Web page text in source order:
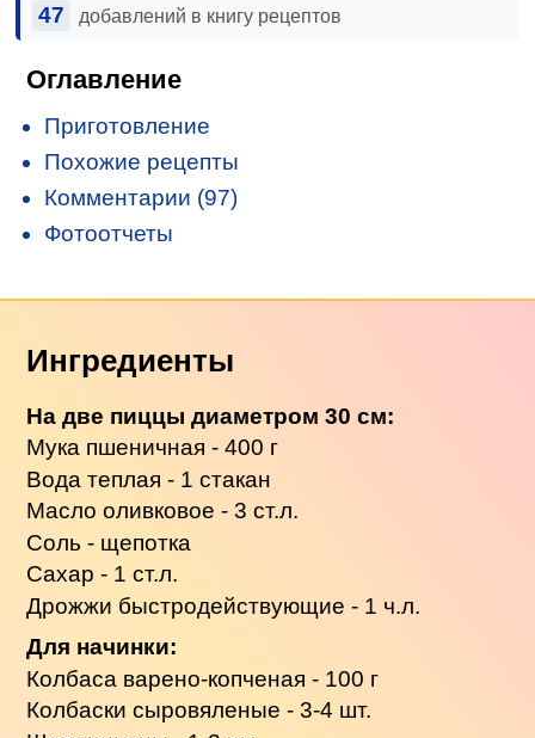
47 добавлений в книгу рецептов
Оглавление
Приготовление
Похожие рецепты
Комментарии (97)
Фотоотчеты
Ингредиенты
На две пиццы диаметром 30 см:
Мука пшеничная - 400 г
Вода теплая - 1 стакан
Масло оливковое - 3 ст.л.
Соль - щепотка
Сахар - 1 ст.л.
Дрожжи быстродействующие - 1 ч.л.
Для начинки:
Колбаса варено-копченая - 100 г
Колбаски сыровяленые - 3-4 шт.